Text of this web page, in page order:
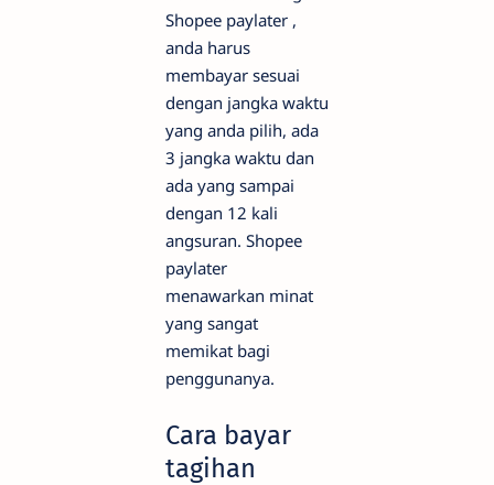
Shopee paylater ,
anda harus
membayar sesuai
dengan jangka waktu
yang anda pilih, ada
3 jangka waktu dan
ada yang sampai
dengan 12 kali
angsuran. Shopee
paylater
menawarkan minat
yang sangat
memikat bagi
penggunanya.
Cara bayar
tagihan